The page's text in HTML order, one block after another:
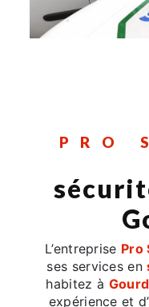
PRO
L’entreprise Pro
ses services en
habitez à
expérience et